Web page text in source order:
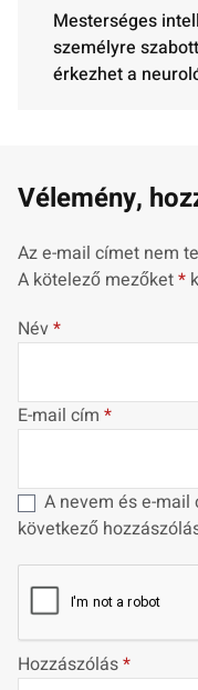
Mesterséges
személyre
érkezhet a
Vélemény,
Az e-mail címet nem
A kötelező mezőket*
Név*
E-mail cím *
A nevem és e-
következő
Hozzászólás*